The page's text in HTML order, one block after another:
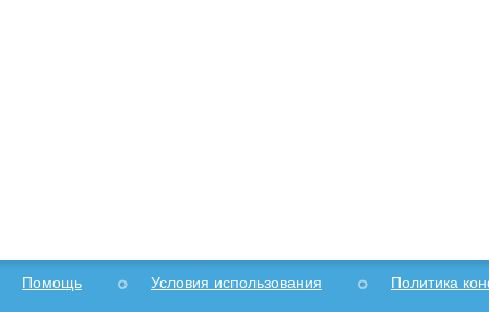
Помощь Условия использования Политика